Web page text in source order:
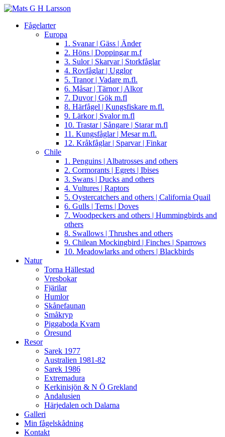
Fågelarter
Europa
1. Svanar | Gäss | Änder
2. Höns | Doppingar m.f
3. Sulor | Skarvar | Storkfåglar
4. Rovfåglar | Ugglor
5. Tranor | Vadare m.fl.
6. Måsar | Tärnor | Alkor
7. Duvor | Gök m.fl
8. Härfågel | Kungsfiskare m.fl.
9. Lärkor | Svalor m.fl
10. Trastar | Sångare | Starar m.fl
11. Kungsfåglar | Mesar m.fl.
12. Kråkfåglar | Sparvar | Finkar
Chile
1. Penguins | Albatrosses and others
2. Cormorants | Egrets | Ibises
3. Swans | Ducks and others
4. Vultures | Raptors
5. Oystercatchers and others | California Quail
6. Gulls | Terns | Doves
7. Woodpeckers and others | Hummingbirds and
others
8. Swallows | Thrushes and others
9. Chilean Mockingbird | Finches | Sparrows
10. Meadowlarks and others | Blackbirds
Natur
Torna Hällestad
Vresbokar
Fjärilar
Humlor
Skånefaunan
Småkryp
Piggaboda Kvarn
Öresund
Resor
Sarek 1977
Australien 1981-82
Sarek 1986
Extremadura
Kerkinisjön & N Ö Grekland
Andalusien
Härjedalen och Dalarna
Galleri
Min fågelskådning
Kontakt